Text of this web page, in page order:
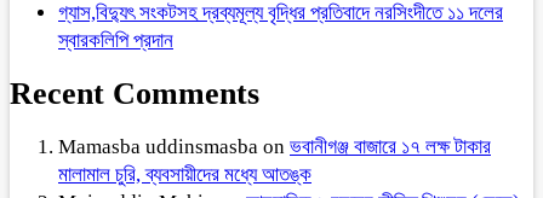
গ্যাস,বিদ্যুৎ সংকটসহ দ্রব্যমূল্য বৃদ্ধির প্রতিবাদে নরসিংদীতে ১১ দলের
স্বারকলিপি প্রদান
Recent Comments
Mamasba uddinsmasba on ভবানীগঞ্জ বাজারে ১৭ লক্ষ টাকার
মালামাল চুরি, ব্যবসায়ীদের মধ্যে আতঙ্ক